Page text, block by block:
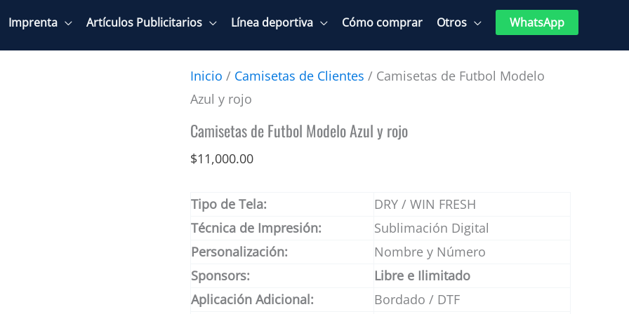
Imprenta Artículos Publicitarios Línea deportiva Cómo comprar Otros WhatsApp
Inicio / Camisetas de Clientes / Camisetas de Futbol Modelo
Azul y rojo
Camisetas de Futbol Modelo Azul y rojo
$11,000.00
Tipo de Tela:
DRY / WIN FRESH
Técnica de Impresión:
Sublimación Digital
Personalización:
Nombre y Número
Sponsors:
Libre e Ilimitado
Aplicación Adicional:
Bordado / DTF